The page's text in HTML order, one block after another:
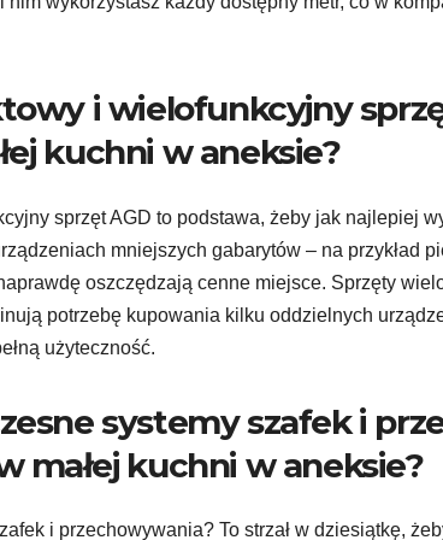
i wielofunkcyjny
kuchni w aneksie?
sprzęt AGD to podstawa, żeby jak najlepiej
mniejszych gabarytów – na przykład
oszczędzają cenne miejsce. Sprzęty
potrzebę kupowania kilku oddzielnych
użyteczność.
systemy szafek i
małej kuchni w aneksie?
i przechowywania? To strzał w dziesiątkę,